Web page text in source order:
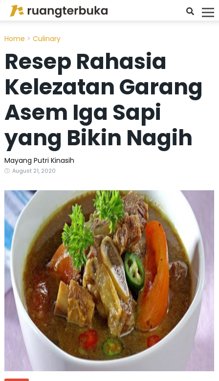
Login
Home > Culinary
Resep Rahasia
Kelezatan Garang
Asem Iga Sapi
yang Bikin Nagih
Mayang Putri Kinasih
August 21, 2020